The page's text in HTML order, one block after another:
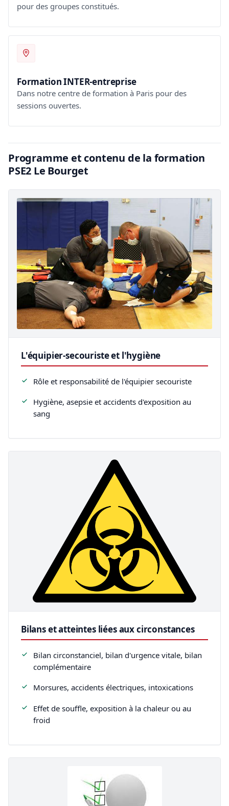
pour des groupes constitués.
Formation INTER-entreprise
Dans notre centre de formation à Paris pour des
sessions ouvertes.
Programme et contenu de la formation
PSE2 Le Bourget
L'équipier-secouriste et l'hygiène
Rôle et responsabilité de l'équipier secouriste
Hygiène, asepsie et accidents d'exposition au
sang
Bilans et atteintes liées aux circonstances
Bilan circonstanciel, bilan d'urgence vitale, bilan
complémentaire
Morsures, accidents électriques, intoxications
Effet de souffle, exposition à la chaleur ou au
froid